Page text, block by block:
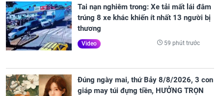
Tai nạn nghiêm trong: Xe tải mất lái đâm
trúng 8 xe khác khiến ít nhất 13 người bị
thương
Video 59 phút trước
Đúng ngày mai, thứ Bảy 8/8/2026, 3 con
giáp may túi đựng tiền, HƯỞNG TRỌN